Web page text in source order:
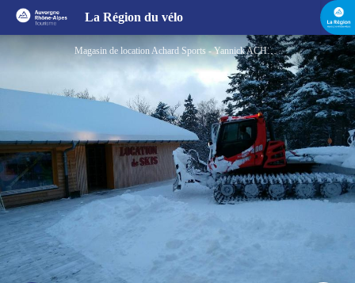
La Région du vélo
Magasin de location Achard Sports - Yannick ACHARD LOMBARD